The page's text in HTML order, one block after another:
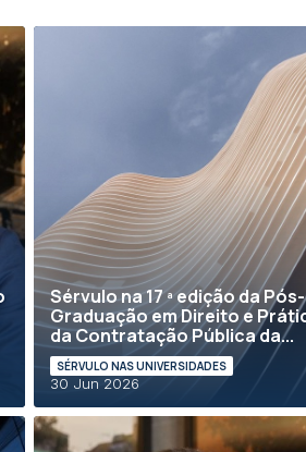
Sérvulo na 17 ª edição da Pós-
Graduação em Direito e
da Contratação Pública da...
SÉRVULO NAS UNIVERSIDADES
30 Jun 2026